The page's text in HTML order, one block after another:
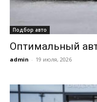
Подбор авто
Оптимальный
admin - 19 июля, 2026